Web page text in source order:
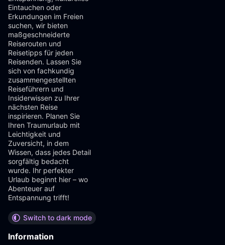
Eintauchen oder
Erkundungen im Freien
suchen, wir bieten
maßgeschneiderte
Reiserouten und
Reisetipps für jeden
Reisenden. Lassen Sie
sich von fachkundig
zusammengestellten
Reiseführern und
Insiderwissen zu Ihrer
nächsten Reise
inspirieren. Planen Sie
Ihren Traumurlaub mit
Leichtigkeit und
Zuversicht, in dem
Wissen, dass jedes Detail
sorgfältig bedacht
wurde. Ihr perfekter
Urlaub beginnt hier – wo
Abenteuer auf
Entspannung trifft!
Switch to dark mode
Information